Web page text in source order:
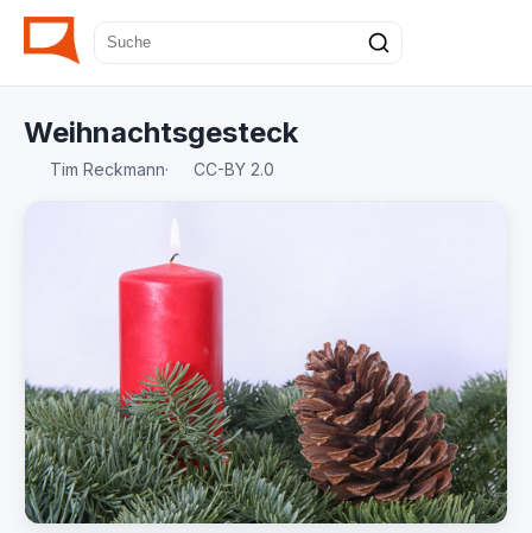
Weihnachtsgesteck
Tim Reckmann· CC-BY 2.0